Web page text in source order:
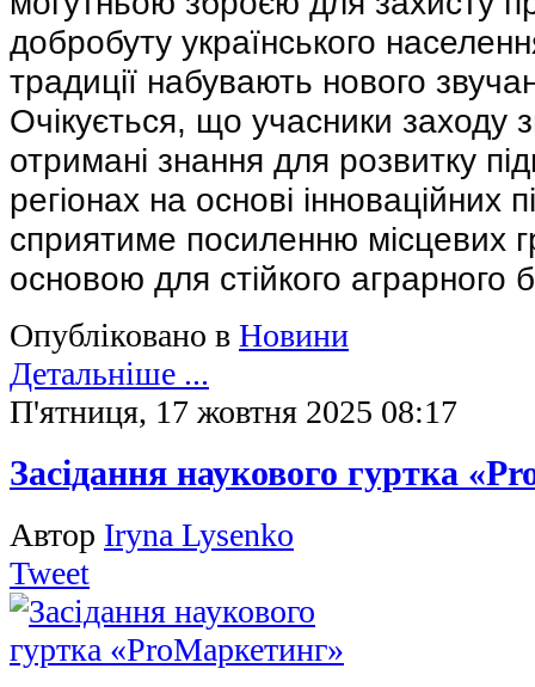
добробуту українського
традиції набувають нового
Очікується, що учасники заходу
отримані знання для розвитку
регіонах на основі інноваційних
сприятиме посиленню місцевих
основою для стійкого аграрного
Опубліковано в Новини
Детальніше ...
П'ятниця, 17 жовтня 2025 08:17
Засідання наукового гуртка
Автор Iryna Lysenko
Tweet